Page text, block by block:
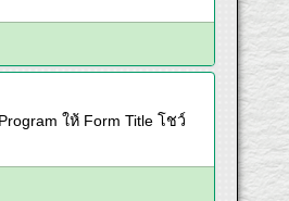
ให้ Form Title โชว์